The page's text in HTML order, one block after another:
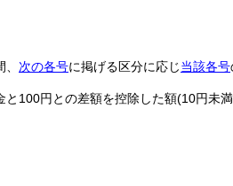
次の各号に掲げる区分に応じ当該各号
100円との差額を控除した額(10円未